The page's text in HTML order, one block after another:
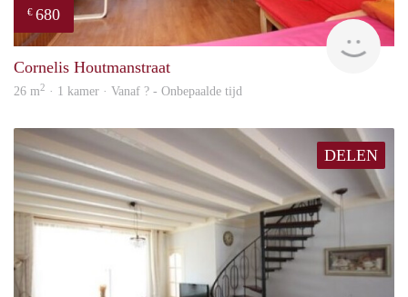
€ 680
Cornelis Houtmanstraat
26 m2 · 1 kamer · Vanaf ? - Onbepaalde tijd
DELEN